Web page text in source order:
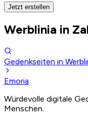
Jetzt erstellen
Werblinia in
Gedenkseiten in
Emoria
Würdevolle digitale
Menschen.